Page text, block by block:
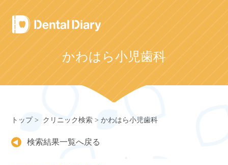
Skip
to
content
かわはら小児歯科
トップ クリニック検索 かわはら小児歯科
検索結果一覧へ戻る